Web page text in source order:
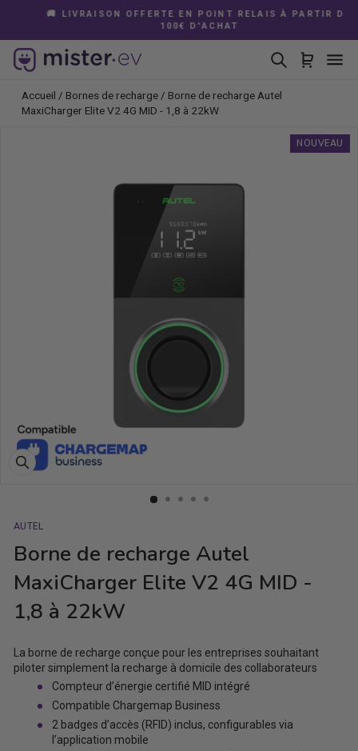
contenu
Diaporama
🚚 LIVRAISON OFFERTE EN POINT RELAIS À PARTIR DE
100€ D'ACHAT
Rechercher
Panier
Accueil / Bornes de recharge / Borne de recharge Autel
MaxiCharger Elite V2 4G MID - 1,8 à 22kW
NOUVEAU
Fermer
AUTEL
Borne de recharge Autel
MaxiCharger Elite V2 4G MID -
1,8 à 22kW
La borne de recharge conçue pour les entreprises souhaitant
piloter simplement la recharge à domicile des collaborateurs
Compteur d’énergie certifié MID intégré
Compatible Chargemap Business
2 badges d’accès (RFID) inclus, configurables via
l’application mobile